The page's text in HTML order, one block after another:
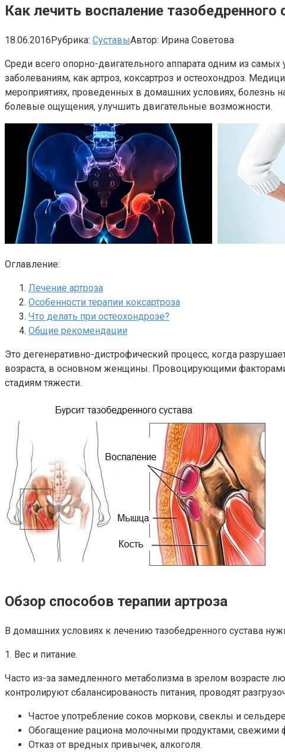
Как лечить воспаление тазобедренного
18.06.2016Рубрика: СуставыАвтор: Ирина Советова
Среди всего опорно-двигательного аппарата одним из
заболеваниям, как артроз, коксартроз и остеохондроз.
мероприятиях, проведенных в домашних условиях, болезнь
болевые ощущения, улучшить двигательные возможности.
Оглавление:
Лечение артроза
Особенности терапии коксартроза
Что делать при остеохондрозе?
Общие рекомендации
Это дегенеративно-дистрофический процесс, когда
возраста, в основном женщины. Провоцирующими факторами
стадиям тяжести.
Обзор способов терапии артроза
В домашних условиях к лечению тазобедренного сустава
1. Вес и питание.
Часто из-за замедленного метаболизма в зрелом возрасте
контролируют сбалансированость питания, проводят
Частое употребление соков моркови, свеклы и
Обогащение рациона молочными продуктами, свежими
Отказ от вредных привычек, алкоголя.